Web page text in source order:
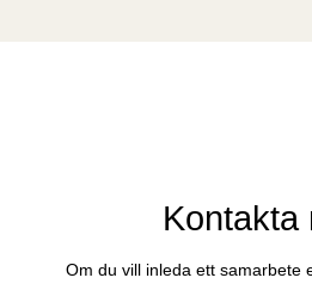
Kontakta
Om du vill inleda ett samarbete